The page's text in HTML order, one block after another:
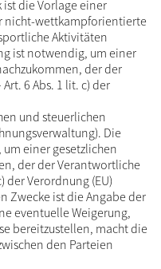
ist die Vorlage einer
nicht-wettkampforientierte
Aktivitäten
ist notwendig, um einer
der der
6 Abs. 1 lit. c) der
und steuerlichen
Die
einer gesetzlichen
der der Verantwortliche
der Verordnung (EU)
Zwecke ist die Angabe der
eventuelle Weigerung,
bereitzustellen, macht die
den Parteien